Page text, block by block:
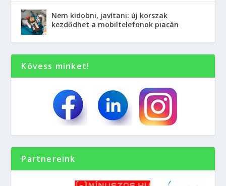
Nem kidobni, javítani: új korszak
kezdődhet a mobiltelefonok piacán
Kövess minket!
Partnereink